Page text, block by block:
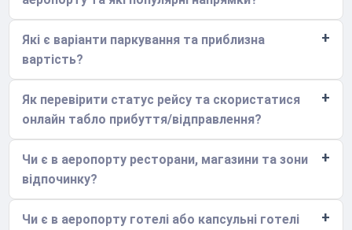
Які є варіанти паркування та приблизна
вартість?
Як перевірити статус рейсу та скористатися
онлайн табло прибуття/відправлення?
Чи є в аеропорту ресторани, магазини та зони
відпочинку?
Чи є в аеропорту готелі або капсульні готелі